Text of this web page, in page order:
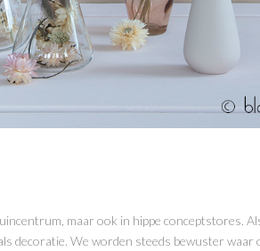
maar ook in hippe conceptstores.
decoratie. We worden steeds bewuster waar